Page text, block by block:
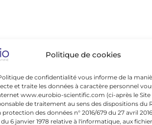
Politique de cookies
de confidentialité vous informe de la
et traite les données à caractère personnel
www.eurobio-scientific.com (ci-après le
de traitement au sens des dispositions du
des données n° 2016/679 du 27 avril
du 6 janvier 1978 relative à l'informatique, aux